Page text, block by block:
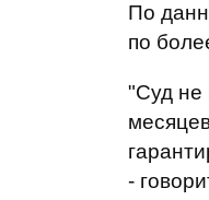
По
по
"Суд не
-